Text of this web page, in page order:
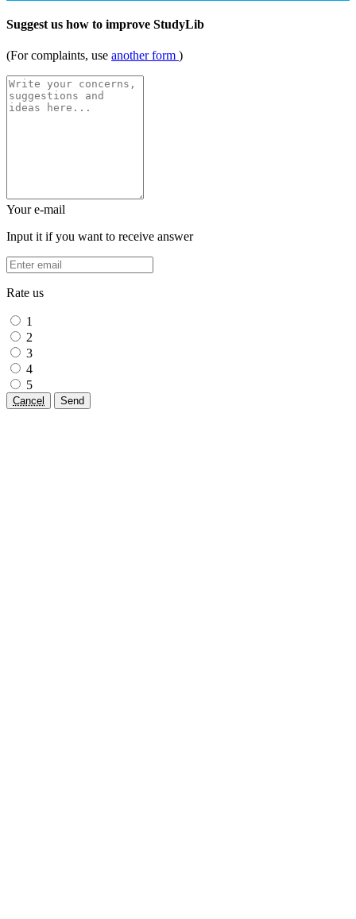
Suggest us how to improve StudyLib
(For complaints, use another form )
Your e-mail
Input it if you want to receive answer
Rate us
1
2
3
4
5
Cancel Send